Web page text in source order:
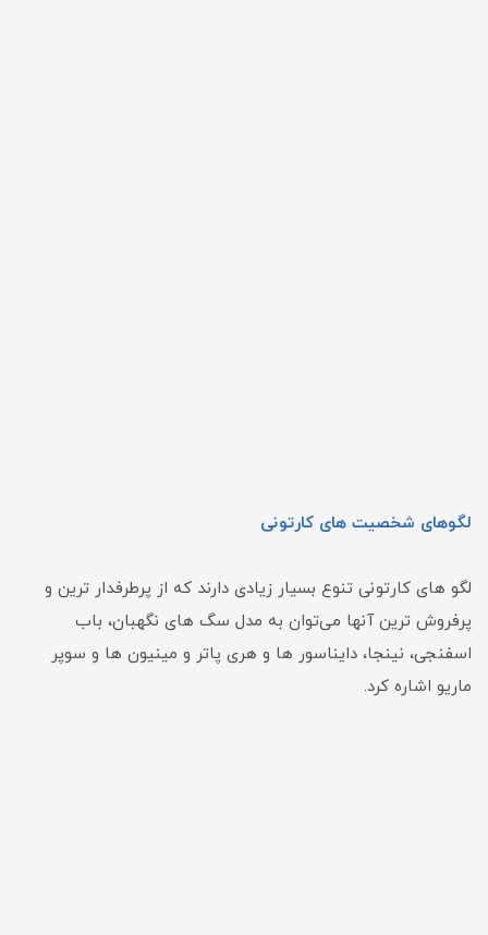
لگوهای شخصیت های کارتونی
لگو های کارتونی تنوع بسیار زیادی دارند که از پرطرفدار ترین و
پرفروش ترین آنها می‌توان به مدل سگ های نگهبان، باب
اسفنجی، نینجا، دایناسور ها و هری پاتر و مینیون ها و سوپر
ماریو اشاره کرد.